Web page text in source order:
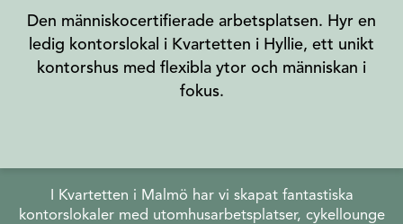
Den människocertifierade arbetsplatsen. Hyr en
ledig kontorslokal i Kvartetten i Hyllie, ett unikt
kontorshus med flexibla ytor och människan i
fokus.
I Kvartetten i Malmö har vi skapat fantastiska
kontorslokaler med utomhusarbetsplatser, cykellounge